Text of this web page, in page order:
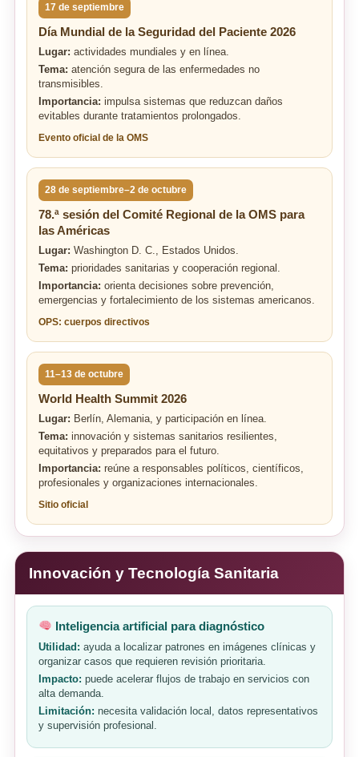
17 de septiembre
Día Mundial de la Seguridad del Paciente 2026
Lugar: actividades mundiales y en línea.
Tema: atención segura de las enfermedades no
transmisibles.
Importancia: impulsa sistemas que reduzcan daños
evitables durante tratamientos prolongados.
Evento oficial de la OMS
28 de septiembre–2 de octubre
78.ª sesión del Comité Regional de la OMS para
las Américas
Lugar: Washington D. C., Estados Unidos.
Tema: prioridades sanitarias y cooperación regional.
Importancia: orienta decisiones sobre prevención,
emergencias y fortalecimiento de los sistemas americanos.
OPS: cuerpos directivos
11–13 de octubre
World Health Summit 2026
Lugar: Berlín, Alemania, y participación en línea.
Tema: innovación y sistemas sanitarios resilientes,
equitativos y preparados para el futuro.
Importancia: reúne a responsables políticos, científicos,
profesionales y organizaciones internacionales.
Sitio oficial
Innovación y Tecnología Sanitaria
Inteligencia artificial para diagnóstico
Utilidad: ayuda a localizar patrones en imágenes clínicas y
organizar casos que requieren revisión prioritaria.
Impacto: puede acelerar flujos de trabajo en servicios con
alta demanda.
Limitación: necesita validación local, datos representativos
y supervisión profesional.